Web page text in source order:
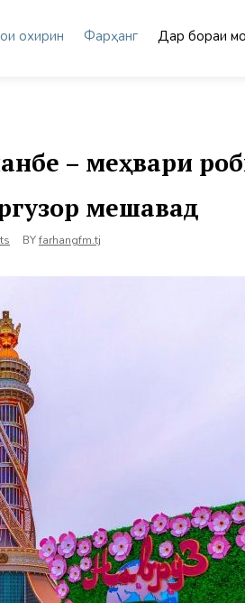
охирин Фарҳанг Дар бораи мо
– меҳвари
мешавад
BYfarhangfm.tj